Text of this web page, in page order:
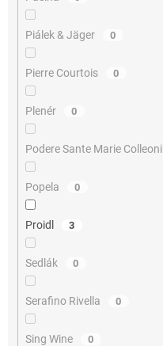
Piálek & Jäger 0
Pierre Courtois 0
Plenér 0
Podere Sante Marie Colleoni
Popela 0
Proidl 3
Sedlák 0
Serafino Rivella 0
Sing Wine 0